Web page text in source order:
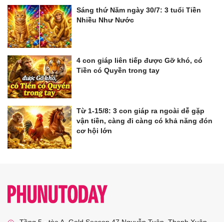
Sáng thứ Năm ngày 30/7: 3 tuổi Tiền
Nhiều Như Nước
4 con giáp liên tiếp được Gỡ khó, có
Tiền có Quyền trong tay
Từ 1-15/8: 3 con giáp ra ngoài dễ gặp
vận tiền, càng đi càng có khả năng đón
cơ hội lớn